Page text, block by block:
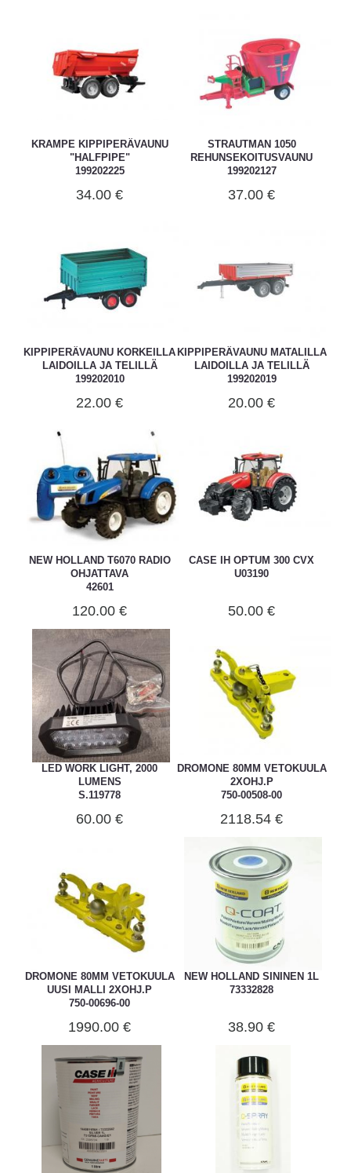
KRAMPE KIPPIPERÄVAUNU
"HALFPIPE"
199202225
34.00 €
STRAUTMAN 1050
REHUNSEKOITUSVAUNU
199202127
37.00 €
KIPPIPERÄVAUNU KORKEILLA
LAIDOILLA JA TELILLÄ
199202010
22.00 €
KIPPIPERÄVAUNU MATALILLA
LAIDOILLA JA TELILLÄ
199202019
20.00 €
NEW HOLLAND T6070 RADIO
OHJATTAVA
42601
120.00 €
CASE IH OPTUM 300 CVX
U03190
50.00 €
LED WORK LIGHT, 2000
LUMENS
S.119778
60.00 €
DROMONE 80MM VETOKUULA
2XOHJ.P
750-00508-00
2118.54 €
DROMONE 80MM VETOKUULA
UUSI MALLI 2XOHJ.P
750-00696-00
1990.00 €
NEW HOLLAND SININEN 1L
73332828
38.90 €